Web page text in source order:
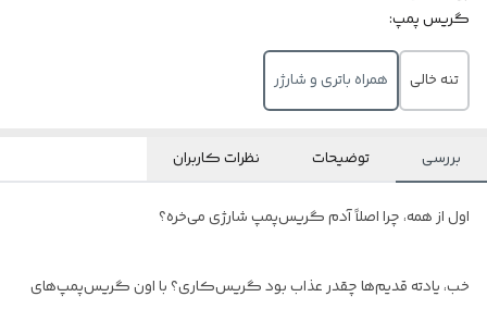
گریس پمپ:
تنه خالی همراه باتری و شارژر
بررسی توضیحات نظرات کاربران
اول از همه، چرا اصلاً آدم گریس‌پمپ شارژی می‌خره؟
خب، یادته قدیم‌ها چقدر عذاب بود گریس‌کاری؟ با اون گریس‌پمپ‌های